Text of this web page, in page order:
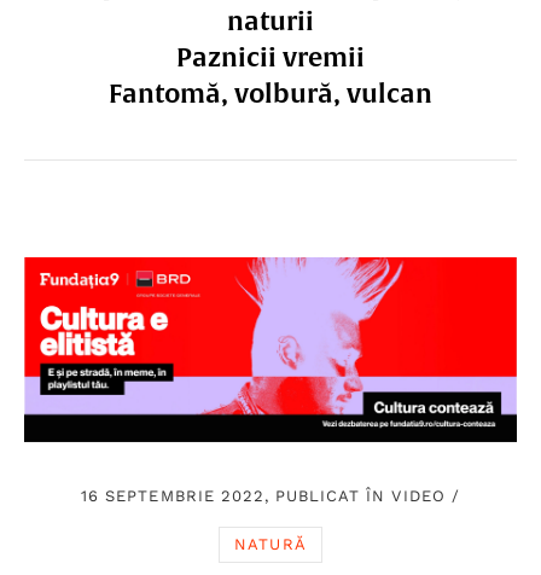
naturii
Paznicii vremii
Fantomă, volbură, vulcan
16 SEPTEMBRIE 2022, PUBLICAT ÎNVIDEO /
NATURĂ